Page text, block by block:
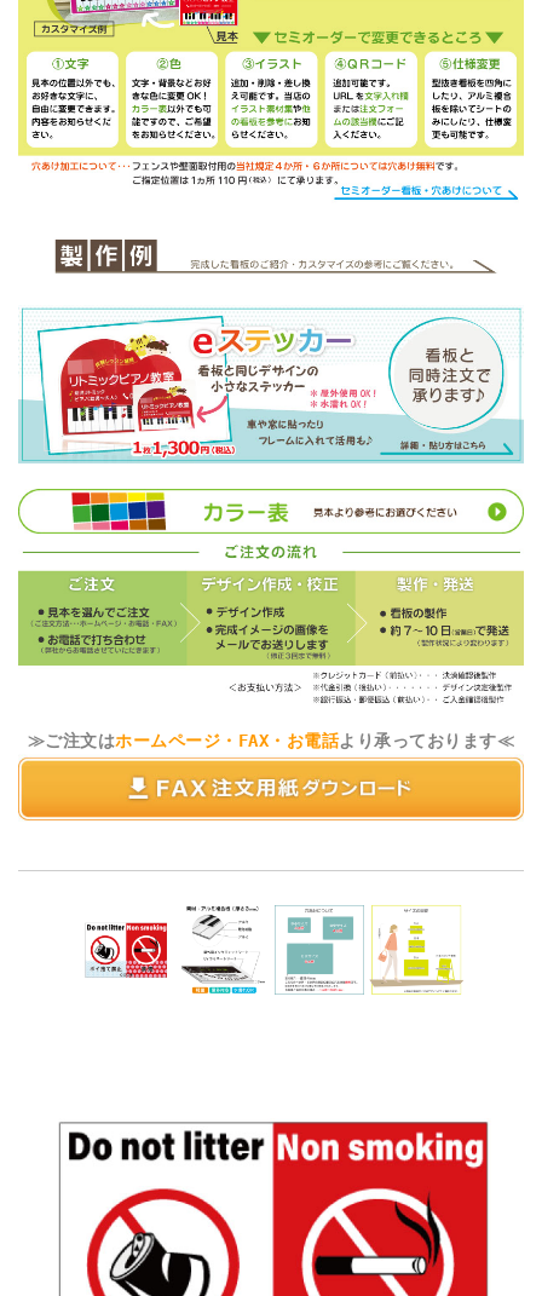
≫ご注文はホームページ・FAX・お電話より承っております≪